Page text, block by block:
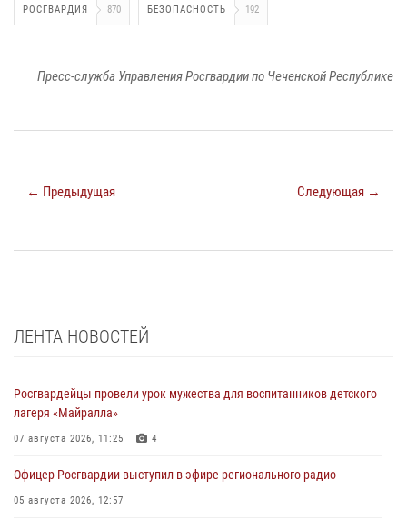
РОСГВАРДИЯ 870 БЕЗОПАСНОСТЬ 192
Пресс-служба Управления Росгвардии по Чеченской Республике
← Предыдущая Следующая →
ЛЕНТА НОВОСТЕЙ
Росгвардейцы провели урок мужества для воспитанников детского
лагеря «Майралла»
07 августа 2026, 11:25 4
Офицер Росгвардии выступил в эфире регионального радио
05 августа 2026, 12:57